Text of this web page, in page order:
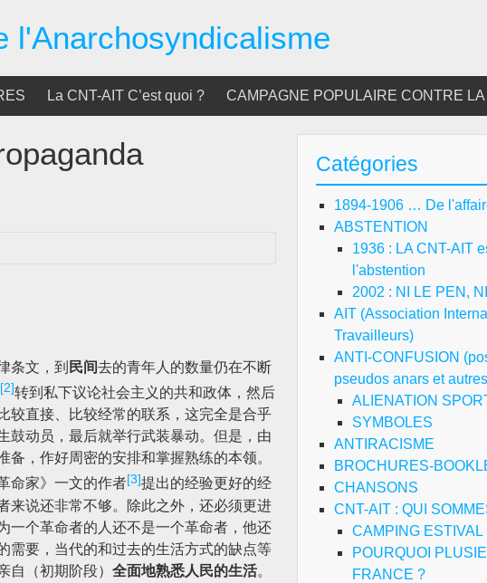
l'Anarchosyndicalisme
La CNT-AIT C’est quoi ? CAMPAGNE POPULAIRE CONTRE
条文，到 民间去的青年人的数量仍在不断
[2]转到私下议论社会主义的共和政体，然后
较直接、比较经常的联系，这完全是合乎
鼓动员，最后就举行武装暴动。但是，由
，作好周密的安排和掌握熟练的本领。
命家》一文的作者[3]提出的经验更好的经
来说还非常不够。除此之外，还必须更进
一个革命者的人还不是一个革命者，他还
需要，当代的和过去的生活方式的缺点等
自（初期阶段） 全面地熟悉人民的生活。
Catégories
1894-1906 … De
ABSTENTION
1936 : LA CNT-AIT
l'abstention
2002 : NI LE PEN,
AIT (Association
Travailleurs)
ANTI-CONFUSION
pseudos anars et
ALIENATION
SYMBOLES
ANTIRACISME
BROCHURES-
CHANSONS
CNT-AIT : QUI
CAMPING ESTIVAL
POURQUOI
FRANCE ?